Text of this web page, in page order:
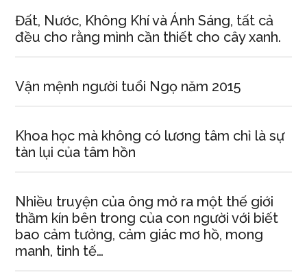
Đất, Nước, Không Khí và Ánh Sáng, tất cả
đều cho rằng mình cần thiết cho cây xanh.
Vận mệnh người tuổi Ngọ năm 2015
Khoa học mà không có lương tâm chỉ là sự
tàn lụi của tâm hồn
Nhiều truyện của ông mở ra một thế giới
thầm kín bên trong của con người với biết
bao cảm tưởng, cảm giác mơ hồ, mong
manh, tinh tế…